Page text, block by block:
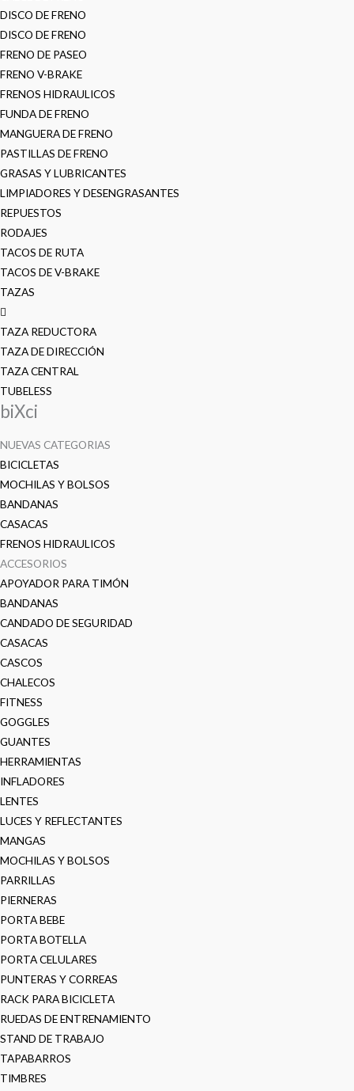
DISCO DE FRENO
DISCO DE FRENO
FRENO DE PASEO
FRENO V-BRAKE
FRENOS HIDRAULICOS
FUNDA DE FRENO
MANGUERA DE FRENO
PASTILLAS DE FRENO
GRASAS Y LUBRICANTES
LIMPIADORES Y DESENGRASANTES
REPUESTOS
RODAJES
TACOS DE RUTA
TACOS DE V-BRAKE
TAZAS
TAZA REDUCTORA
TAZA DE DIRECCIÓN
TAZA CENTRAL
TUBELESS
biXci
NUEVAS CATEGORIAS
BICICLETAS
MOCHILAS Y BOLSOS
BANDANAS
CASACAS
FRENOS HIDRAULICOS
ACCESORIOS
APOYADOR PARA TIMÓN
BANDANAS
CANDADO DE SEGURIDAD
CASACAS
CASCOS
CHALECOS
FITNESS
GOGGLES
GUANTES
HERRAMIENTAS
INFLADORES
LENTES
LUCES Y REFLECTANTES
MANGAS
MOCHILAS Y BOLSOS
PARRILLAS
PIERNERAS
PORTA BEBE
PORTA BOTELLA
PORTA CELULARES
PUNTERAS Y CORREAS
RACK PARA BICICLETA
RUEDAS DE ENTRENAMIENTO
STAND DE TRABAJO
TAPABARROS
TIMBRES